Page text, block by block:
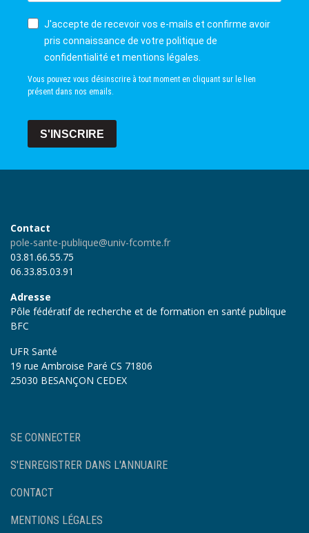
J'accepte de recevoir vos e-mails et confirme avoir
pris connaissance de votre politique de
confidentialité et mentions légales.
Vous pouvez vous désinscrire à tout moment en cliquant sur le lien
présent dans nos emails.
S'INSCRIRE
Contact
pole-sante-publique@univ-fcomte.fr
03.81.66.55.75
06.33.85.03.91
Adresse
Pôle fédératif de recherche et de formation en santé publique
BFC
UFR Santé
19 rue Ambroise Paré CS 71806
25030 BESANÇON CEDEX
User
account
menu
SE CONNECTER
S'ENREGISTRER DANS L'ANNUAIRE
Footer
CONTACT
MENTIONS LÉGALES